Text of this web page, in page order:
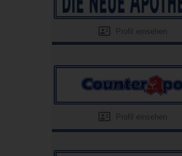
Profil einsehen
Profil einsehen